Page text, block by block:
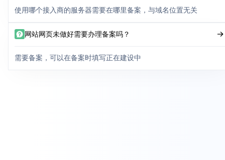
使用哪个接入商的服务器需要在哪里备案，与域名位置无关
网站网页未做好需要办理备案吗？
需要备案，可以在备案时填写正在建设中